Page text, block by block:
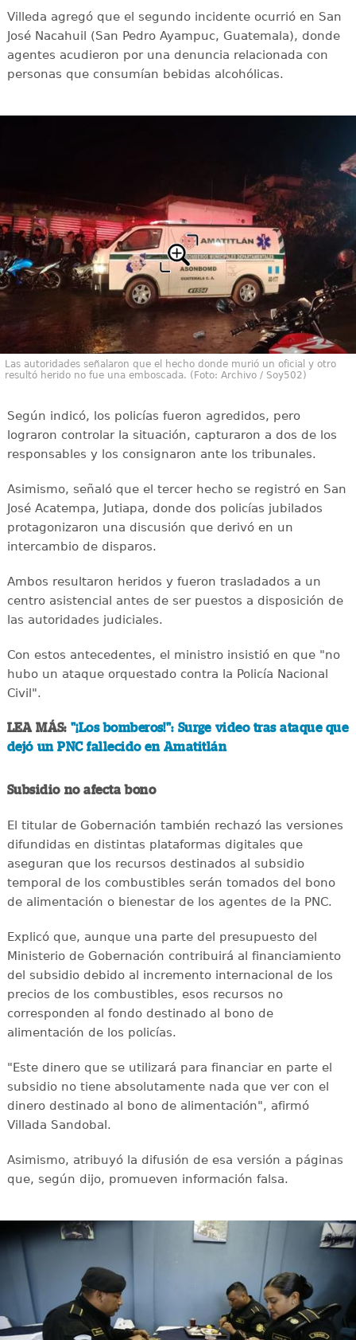
Villeda agregó que el segundo incidente ocurrió en San
José Nacahuil (San Pedro Ayampuc, Guatemala), donde
agentes acudieron por una denuncia relacionada con
personas que consumían bebidas alcohólicas.
Las autoridades señalaron que el hecho donde murió un oficial y otro
resultó herido no fue una emboscada. (Foto: Archivo / Soy502)
Según indicó, los policías fueron agredidos, pero
lograron controlar la situación, capturaron a dos de los
responsables y los consignaron ante los tribunales.
Asimismo, señaló que el tercer hecho se registró en San
José Acatempa, Jutiapa, donde dos policías jubilados
protagonizaron una discusión que derivó en un
intercambio de disparos.
Ambos resultaron heridos y fueron trasladados a un
centro asistencial antes de ser puestos a disposición de
las autoridades judiciales.
Con estos antecedentes, el ministro insistió en que "no
hubo un ataque orquestado contra la Policía Nacional
Civil".
LEA MÁS: "¡Los bomberos!": Surge video tras ataque que
dejó un PNC fallecido en Amatitlán
Subsidio no afecta bono
El titular de Gobernación también rechazó las versiones
difundidas en distintas plataformas digitales que
aseguran que los recursos destinados al subsidio
temporal de los combustibles serán tomados del bono
de alimentación o bienestar de los agentes de la PNC.
Explicó que, aunque una parte del presupuesto del
Ministerio de Gobernación contribuirá al financiamiento
del subsidio debido al incremento internacional de los
precios de los combustibles, esos recursos no
corresponden al fondo destinado al bono de
alimentación de los policías.
"Este dinero que se utilizará para financiar en parte el
subsidio no tiene absolutamente nada que ver con el
dinero destinado al bono de alimentación", afirmó
Villada Sandobal.
Asimismo, atribuyó la difusión de esa versión a páginas
que, según dijo, promueven información falsa.